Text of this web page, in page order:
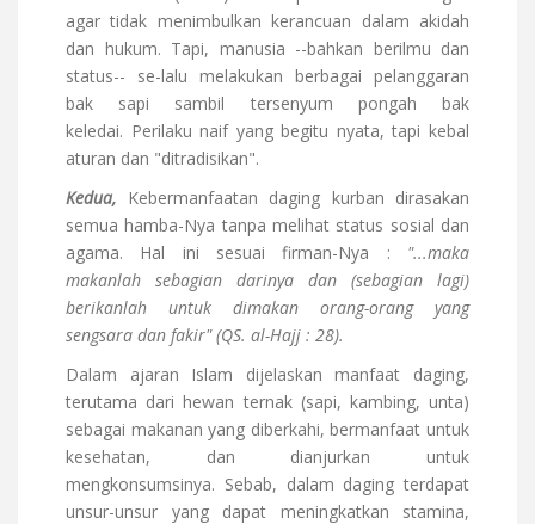
agar tidak menimbulkan kerancuan dalam akidah
dan hukum. Tapi, manusia --bahkan berilmu dan
status-- se-lalu melakukan berbagai pelanggaran
bak sapi sambil tersenyum pongah bak
keledai. Perilaku naif yang begitu nyata, tapi kebal
aturan dan "ditradisikan".
Kedua, Kebermanfaatan daging kurban dirasakan
semua hamba-Nya tanpa melihat status sosial dan
agama. Hal ini sesuai firman-Nya : "...maka
makanlah sebagian darinya dan (sebagian lagi)
berikanlah untuk dimakan orang-orang yang
sengsara dan fakir" (QS. al-Hajj : 28).
Dalam ajaran Islam dijelaskan manfaat daging,
terutama dari hewan ternak (sapi, kambing, unta)
sebagai makanan yang diberkahi, bermanfaat untuk
kesehatan, dan dianjurkan untuk
mengkonsumsinya. Sebab, dalam daging terdapat
unsur-unsur yang dapat meningkatkan stamina,